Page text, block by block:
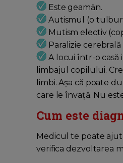
Este geamăn.
Autismul (o
Mutism electiv
Paralizie
A locui într-o casă
limbajul copilului.
limbi. Așa că poate
care le învață. Nu
Cum este
Medicul te poate
verifica dezvoltarea